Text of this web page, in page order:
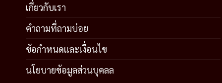
เกี่ยวกับเรา
คำถามที่ถามบ่อย
ข้อกำหนดและเงื่อนไข
นโยบายข้อมูลส่วนบุคลล